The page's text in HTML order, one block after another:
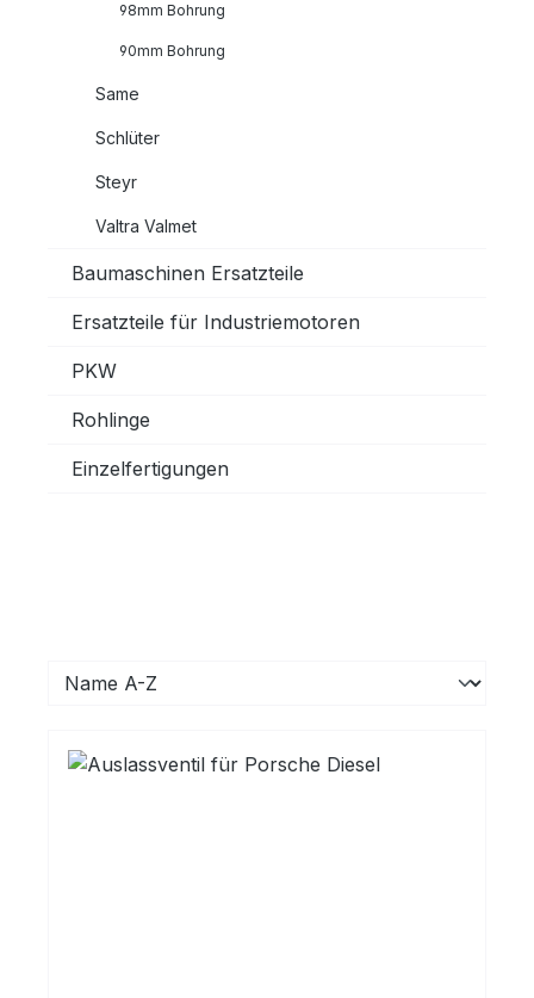
98mm Bohrung
90mm Bohrung
Same
Schlüter
Steyr
Valtra Valmet
Baumaschinen Ersatzteile
Ersatzteile für Industriemotoren
PKW
Rohlinge
Einzelfertigungen